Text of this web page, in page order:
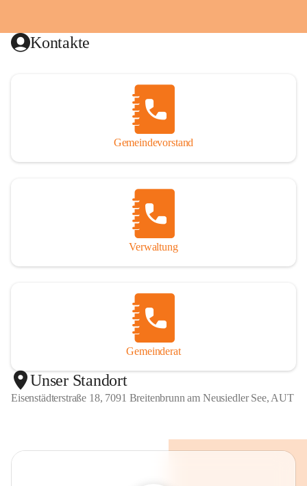
Kontakte
Gemeindevorstand
Verwaltung
Gemeinderat
Unser Standort
Eisenstädterstraße 18, 7091 Breitenbrunn am Neusiedler See, AUT